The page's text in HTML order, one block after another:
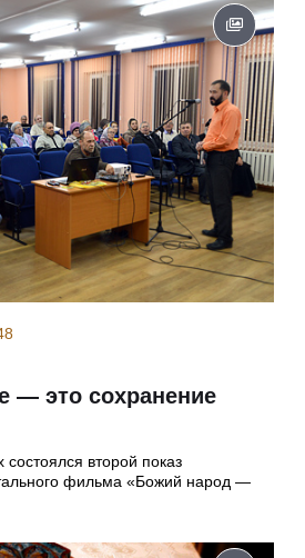
— это сохранение
второй показ
фильма «Божий народ —